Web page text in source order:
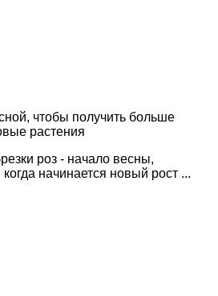
чтобы получить больше
растения
роз - начало весны,
начинается новый рост ...